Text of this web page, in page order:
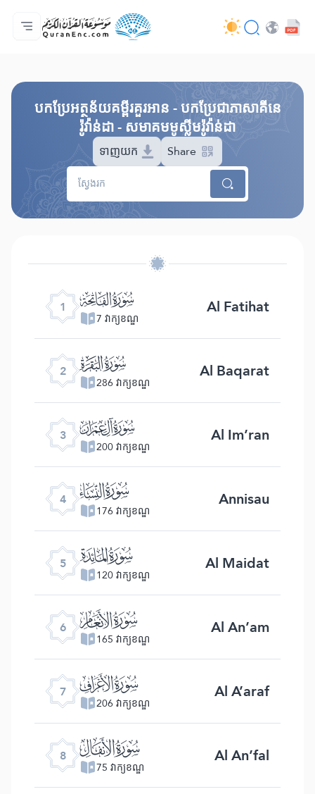
ទំព័រ​ដេីម
មាតិកានៃការបកប្រែ
Audio
សេវាកម្មសម្រាប់អ្នកអភិវឌ្ឍន៍ - API
អំពី​គម្រោង
ទំនាក់ទំងមកកាន់យើងខ្ញុំ
ភាសា
បកប្រែអត្ថន័យគម្ពីរគួរអាន - បកប្រែជាភាសាគីនេ
រ៉ូវ៉ាន់ដា - សមាគមមូស្លីមរ៉ូវ៉ាន់ដា
ទាញយក Share
1 ﮍ
7 វាក្យខណ្ឌ Al Fatihat
2 ﮎ
286 វាក្យខណ្ឌ Al Baqarat
3 ﮏ
200 វាក្យខណ្ឌ Al Im’ran
4 ﮐ
176 វាក្យខណ្ឌ Annisau
5 ﮑ
120 វាក្យខណ្ឌ Al Maidat
6 ﮒ
165 វាក្យខណ្ឌ Al An’am
7 ﮓ
206 វាក្យខណ្ឌ Al A’araf
8 ﮔ
75 វាក្យខណ្ឌ Al An’fal